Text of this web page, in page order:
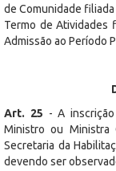
de Comunidade
Termo de Atividades
Admissão ao Período
Art. 25 - A
Ministro ou Ministra
Secretaria da
devendo ser